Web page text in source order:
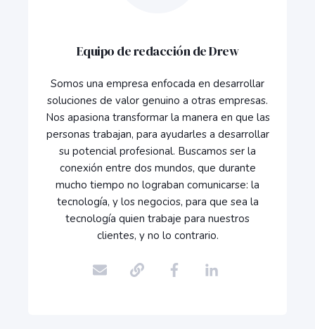
Equipo de redacción de Drew
Somos una empresa enfocada en desarrollar
soluciones de valor genuino a otras empresas.
Nos apasiona transformar la manera en que las
personas trabajan, para ayudarles a desarrollar
su potencial profesional. Buscamos ser la
conexión entre dos mundos, que durante
mucho tiempo no lograban comunicarse: la
tecnología, y los negocios, para que sea la
tecnología quien trabaje para nuestros
clientes, y no lo contrario.